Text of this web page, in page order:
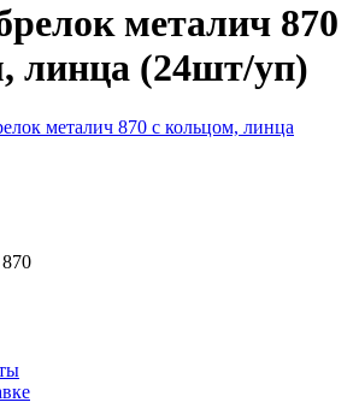
металич 870
линца (24шт/уп)